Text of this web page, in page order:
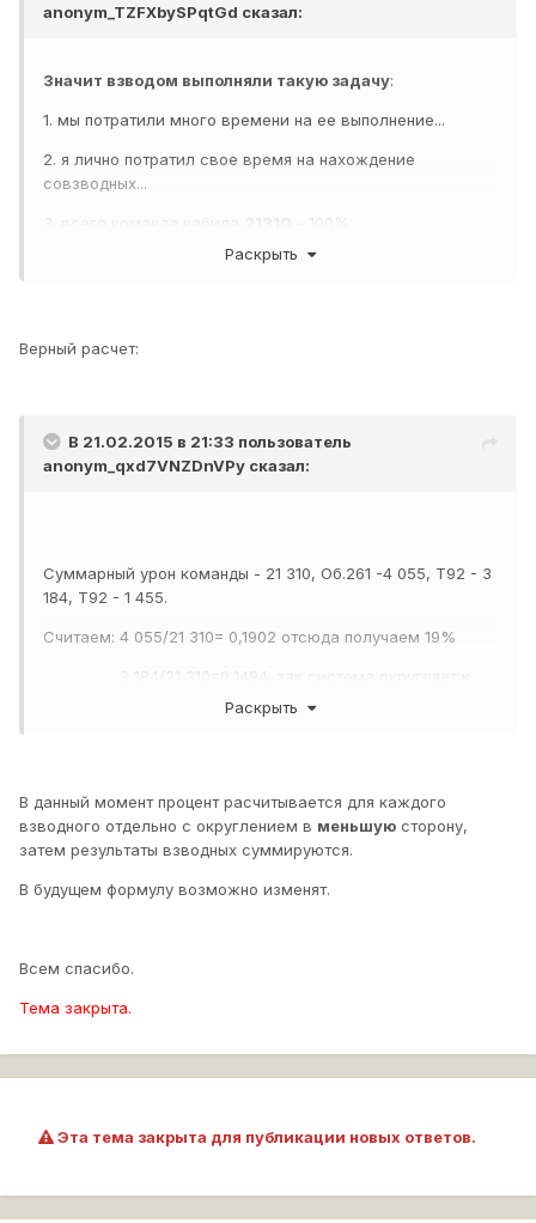
anonym_TZFXbySPqtGd сказал:
Значит взводом выполняли такую задачу:
1. мы потратили много времени на ее выполнение...
2. я лично потратил свое время на нахождение
совзводных...
8694
Что за фигня творится... ВГ плохо считает или я???
Артб
атар
Нанести противнику не менее
Победить в бою.
Взвод
Раскрыть
Верный расчет:
В 21.02.2015 в 21:33 пользователь
anonym_qxd7VNZDnVPy сказал:
Суммарный урон команды - 21 310, Об.261 -4 055, Т92 - 3
184, Т92 - 1 455.
Считаем: 4 055/21 310= 0,1902 отсюда получаем 19%
меньшему, получаем 14%Раскрыть
В данный момент процент расчитывается для каждого
взводного отдельно с округлением в меньшую сторону,
затем результаты взводных суммируются.
В будущем формулу возможно изменят.
Всем спасибо.
Тема закрыта.
Эта тема закрыта для публикации новых ответов.